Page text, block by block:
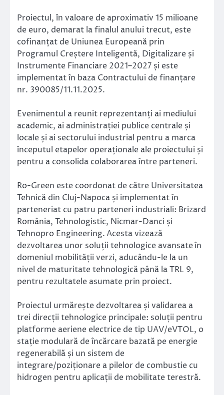
Proiectul, în valoare de aproximativ 15 milioane
de euro, demarat la finalul anului trecut, este
cofinanțat de Uniunea Europeană prin
Programul Creștere Inteligentă, Digitalizare și
Instrumente Financiare 2021–2027 și este
implementat în baza Contractului de finanțare
nr. 390085/11.11.2025.
Evenimentul a reunit reprezentanți ai mediului
academic, ai administrației publice centrale și
locale și ai sectorului industrial pentru a marca
începutul etapelor operaționale ale proiectului și
pentru a consolida colaborarea între parteneri.
Ro-Green este coordonat de către Universitatea
Tehnică din Cluj-Napoca și implementat în
parteneriat cu patru parteneri industriali: Brizard
România, Tehnologistic, Nicmar-Danci și
Tehnopro Engineering.Acesta vizează
dezvoltarea unor soluții tehnologice avansateîn
domeniul mobilității verzi, aducându-le la un
nivel de maturitate tehnologică până la TRL 9,
pentru rezultatele asumate prin proiect.
Proiectul urmărește dezvoltarea și validarea a
trei direcții tehnologice principale: soluții pentru
platforme aeriene electrice de tip UAV/eVTOL, o
stație modulară de încărcare bazată pe energie
regenerabilă și un sistem de
integrare/poziționare a pilelor de combustie cu
hidrogen pentru aplicații de mobilitate terestră.